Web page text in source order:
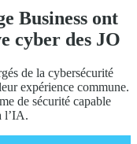
Business ont
cyber des JO
de la cybersécurité
expérience commune.
de sécurité capable
l’IA.